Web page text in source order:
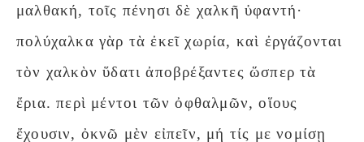
μαλθακή, τοῖς πένησι δὲ χαλκῆ ὑφαντή·
πολύχαλκα γὰρ τὰ ἐκεῖ χωρία, καὶ ἐργάζονται
τὸν χαλκὸν ὕδατι ἀποβρέξαντες ὥσπερ τὰ
ἔρια. περὶ μέντοι τῶν ὀφθαλμῶν, οἵους
ἔχουσιν, ὀκνῶ μὲν εἰπεῖν, μή τίς με νομίσῃ